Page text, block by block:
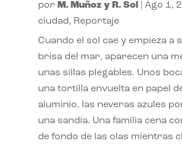
por M. Muñoz y R. Sol| Ago 1,
ciudad, Reportaje
Cuando el sol cae y empieza a
brisa del mar, aparecen una
unas sillas plegables. Unos
una tortilla envuelta en papel
aluminio, las neveras azules
una sandía. Una familia cena
de fondo de las olas mientras